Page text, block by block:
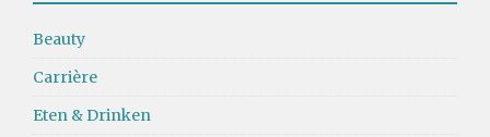
Beauty
Carrière
Eten & Drinken